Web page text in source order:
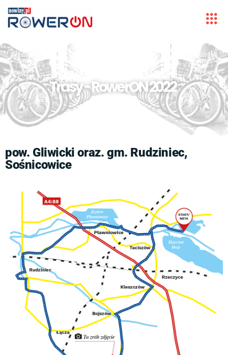
Trasy - RowerON 2022
pow. Gliwicki oraz. gm. Rudziniec,
Sośnicowice